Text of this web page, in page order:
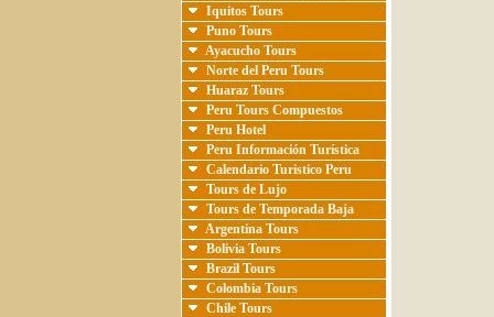
Iquitos Tours
Puno Tours
Ayacucho Tours
Norte del Peru Tours
Huaraz Tours
Peru Tours Compuestos
Peru Hotel
Peru Información Turística
Calendario Turistico Peru
Tours de Lujo
Tours de Temporada Baja
Argentina Tours
Bolivia Tours
Brazil Tours
Colombia Tours
Chile Tours